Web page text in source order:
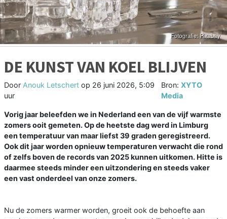
DE KUNST VAN KOEL BLIJVEN
Door Anouk Letschert op 26 juni 2026, 5:09
uur
Bron: XYTO
Media
Vorig jaar beleefden we in Nederland een van de vijf warmste
zomers ooit gemeten. Op de heetste dag werd in Limburg
een temperatuur van maar liefst 39 graden geregistreerd.
Ook dit jaar worden opnieuw temperaturen verwacht die rond
of zelfs boven de records van 2025 kunnen uitkomen. Hitte is
daarmee steeds minder een uitzondering en steeds vaker
een vast onderdeel van onze zomers.
Nu de zomers warmer worden, groeit ook de behoefte aan